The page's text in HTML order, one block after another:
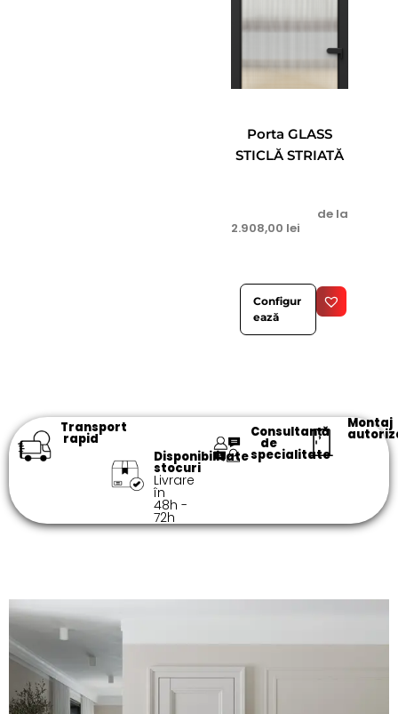
Porta GLASS
STICLĂ STRIATĂ
de la
2.908,00 lei
Configur
ează
Transport
rapid
Disponibilitate
stocuri
Livrare
în
48h -
72h​
Consultanță
de
specialitate​
Montaj